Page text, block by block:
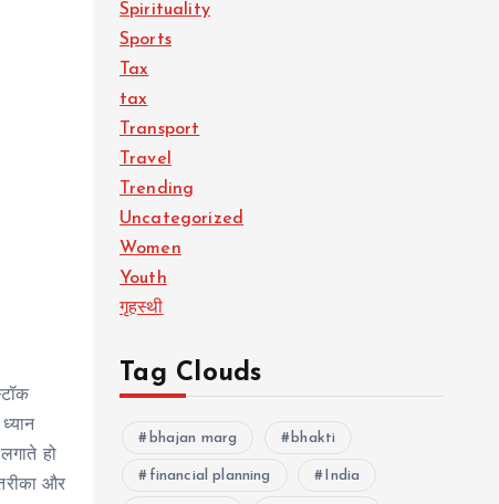
हो
और
Spirituality
Sports
Tax
tax
Transport
Travel
Trending
Uncategorized
Women
Youth
गृहस्थी
Tag Clouds
bhajan marg bhakti
financial planning India